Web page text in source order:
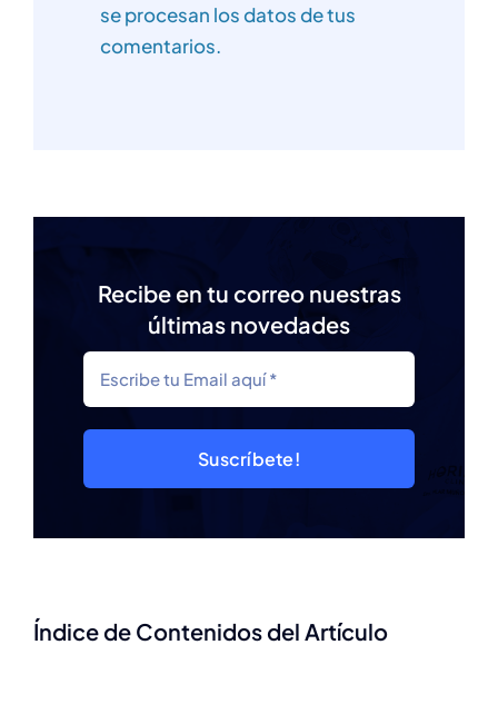
se procesan los datos de tus
comentarios.
Recibe en tu correo nuestras
últimas novedades
Suscríbete!
Índice de Contenidos del Artículo